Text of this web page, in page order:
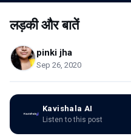
लड़की और बातें
pinki jha
Sep 26, 2020
Kavishala AI
Listen to this post